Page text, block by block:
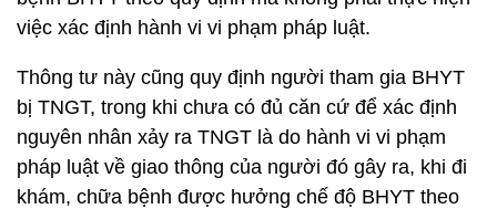
việc xác định hành vi vi phạm pháp luật.
Thông tư này cũng quy định người tham gia BHYT
bị TNGT, trong khi chưa có đủ căn cứ để xác định
nguyên nhân xảy ra TNGT là do hành vi vi phạm
pháp luật về giao thông của người đó gây ra, khi đi
khám, chữa bệnh được hưởng chế độ BHYT theo